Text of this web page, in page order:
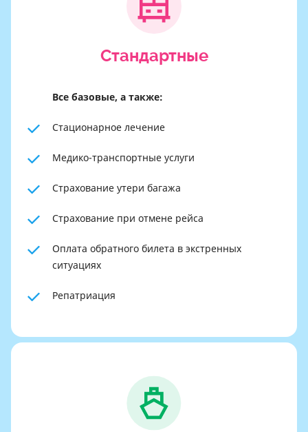
Стандартные
Все базовые, а также:
Стационарное лечение
Медико-транспортные услуги
Страхование утери багажа
Страхование при отмене рейса
Оплата обратного билета в экстренных
ситуациях
Репатриация